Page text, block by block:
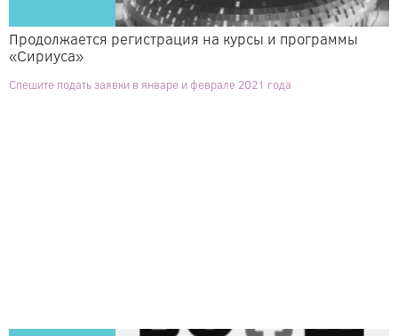
Продолжается регистрация на курсы и программы
«Сириуса»
Спешите подать заявки в январе и феврале 2021 года